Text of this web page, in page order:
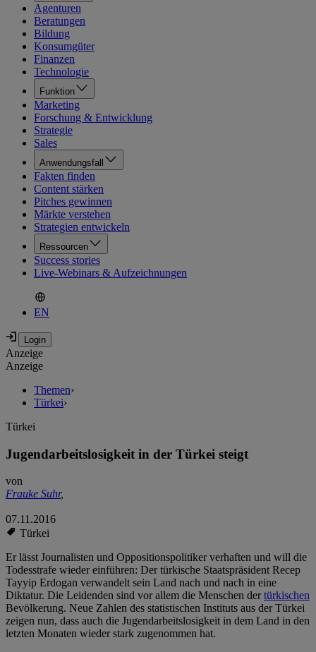
Agenturen
Beratungen
Bildung
Konsumgüter
Finanzen
Technologie
Funktion
Marketing
Forschung & Entwicklung
Strategie
Sales
Anwendungsfall
Fakten finden
Content stärken
Pitches gewinnen
Märkte verstehen
Strategien entwickeln
Ressourcen
Success stories
Live-Webinars & Aufzeichnungen
EN
Anzeige
Anzeige
Themen›
Türkei›
Türkei
Jugendarbeitslosigkeit in der Türkei steigt
von
Frauke Suhr,
07.11.2016
Türkei
Er lässt Journalisten und Oppositionspolitiker verhaften und will die
Todesstrafe wieder einführen: Der türkische Staatspräsident Recep
Tayyip Erdogan verwandelt sein Land nach und nach in eine
Diktatur. Die Leidenden sind vor allem die Menschen dertürkischen
Bevölkerung. Neue Zahlen des statistischen Instituts aus der Türkei
zeigen nun, dass auch die Jugendarbeitslosigkeit in dem Land in den
letzten Monaten wieder stark zugenommen hat.